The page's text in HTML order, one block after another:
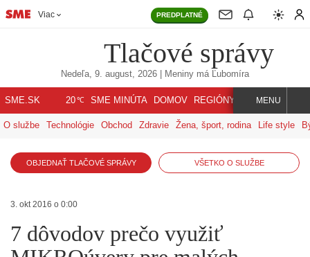
Viac PREDPLATNÉ
Tlačové správy
Nedeľa, 9. august, 2026 | Meniny má Ľubomíra
SME.SK 20℃ SME MINÚTA DOMOV REGIÓNY INDEX SVET
MENU
O službe Technológie Obchod Zdravie Žena, šport, rodina Life style
OBJEDNAŤ TLAČOVÉ SPRÁVY VŠETKO O SLUŽBE
3. okt 2016 o 0:00
7 dôvodov prečo využiť